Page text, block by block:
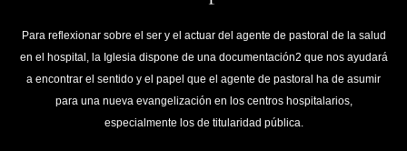
Para reflexionar sobre el ser y el actuar del agente de pastoral de la salud
en el hospital, la Iglesia dispone de una documentación2 que nos ayudará
a encontrar el sentido y el papel que el agente de pastoral ha de asumir
para una nueva evangelización en los centros hospitalarios,
especialmente los de titularidad pública.